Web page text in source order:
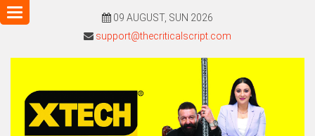
09 AUGUST, SUN 2026
support@thecriticalscript.com
Toggle
navigation